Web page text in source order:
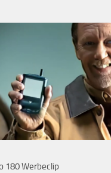
180 Werbeclip